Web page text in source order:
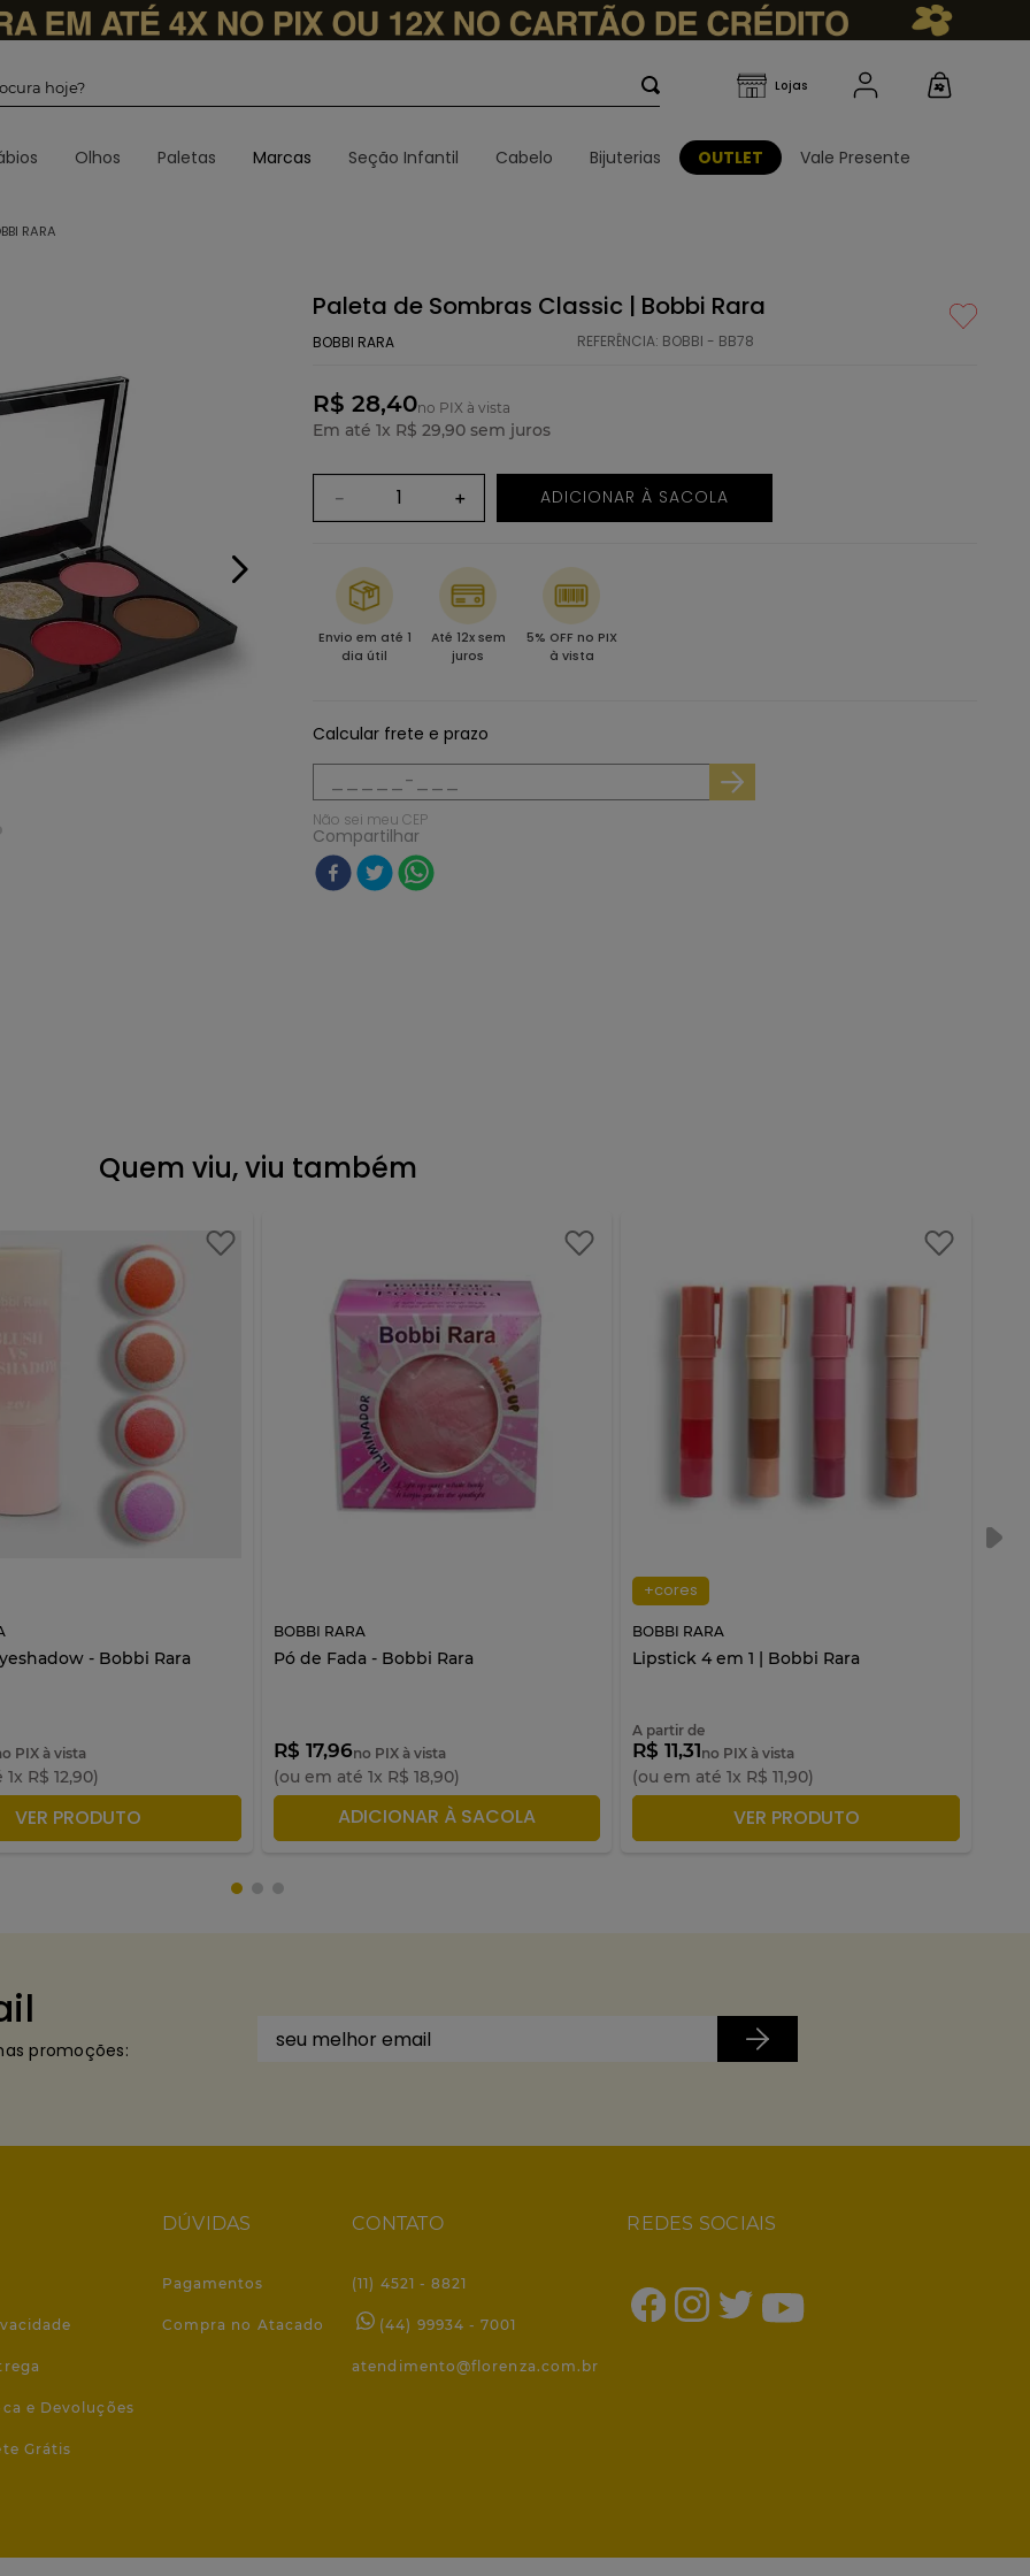
Olhos Paletas Marcas Seção Infantil Cabelo Bijuterias OUTLET Vale Presente
RARA
Paleta de Sombras Classic | Bobbi Rara
BOBBI RARA REFERÊNCIA: BOBBI - BB78
R$ 28,40no PIX à vista
Em até 1x R$ 29,90 sem juros
＋
－ ADICIONAR À SACOLA
Envio em até 1
dia útil
Até 12x sem
juros
5% OFF no PIX
à vista
Calcular frete e prazo
Não sei meu CEP
Compartilhar
Quem viu, viu também
- Bobbi Rara
PIX à vista
1x R$ 12,90)
À SACOLA
VER PRODUTO
BOBBI RARA
Pó de Fada - Bobbi Rara
R$ 17,96no PIX à vista
(ou em até 1x R$ 18,90)
ADICIONAR À SACOLA
+cores
BOBBI RARA
Lipstick 4 em 1 | Bobbi Rara
A partir de
R$ 11,31no PIX à vista
(ou em até1x R$ 11,90)
ADICIONAR À SACOLA
VER PRODUTO
promoções:
e Devoluções
Grátis
DÚVIDAS
Pagamentos
Compra no Atacado
CONTATO
(11) 4521 - 8821
(44) 99934 - 7001
atendimento@florenza.com.br
REDES SOCIAIS